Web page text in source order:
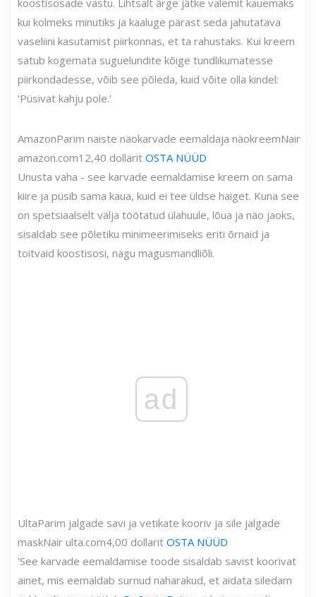
koostisosade vastu. Lihtsalt ärge jätke valemit kauemaks
kui kolmeks minutiks ja kaaluge pärast seda jahutatava
vaseliini kasutamist piirkonnas, et ta rahustaks. Kui kreem
satub kogemata suguelundite kõige tundlikumatesse
piirkondadesse, võib see põleda, kuid võite olla kindel:
'Püsivat kahju pole.'
AmazonParim naiste näokarvade eemaldaja näokreemNair
amazon.com12,40 dollarit OSTA NÜÜD
Unusta vaha - see karvade eemaldamise kreem on sama
kiire ja püsib sama kaua, kuid ei tee üldse haiget. Kuna see
on spetsiaalselt välja töötatud ülahuule, lõua ja näo jaoks,
sisaldab see põletiku minimeerimiseks eriti õrnaid ja
toitvaid koostisosi, nagu magusmandliõli.
ad
UltaParim jalgade savi ja vetikate kooriv ja sile jalgade
maskNair ulta.com4,00 dollarit OSTA NÜÜD
'See karvade eemaldamise toode sisaldab savist koorivat
ainet, mis eemaldab surnud naharakud, et aidata siledam